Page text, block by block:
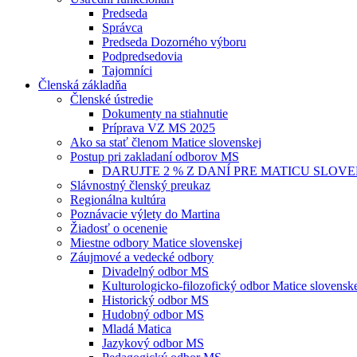
Predseda
Správca
Predseda Dozorného výboru
Podpredsedovia
Tajomníci
Členská základňa
Členské ústredie
Dokumenty na stiahnutie
Príprava VZ MS 2025
Ako sa stať členom Matice slovenskej
Postup pri zakladaní odborov MS
DARUJTE 2 % Z DANÍ PRE MATICU
Slávnostný členský preukaz
Regionálna kultúra
Poznávacie výlety do Martina
Žiadosť o ocenenie
Miestne odbory Matice slovenskej
Záujmové a vedecké odbory
Divadelný odbor MS
Kulturologicko-filozofický odbor Matice
Historický odbor MS
Hudobný odbor MS
Mladá Matica
Jazykový odbor MS